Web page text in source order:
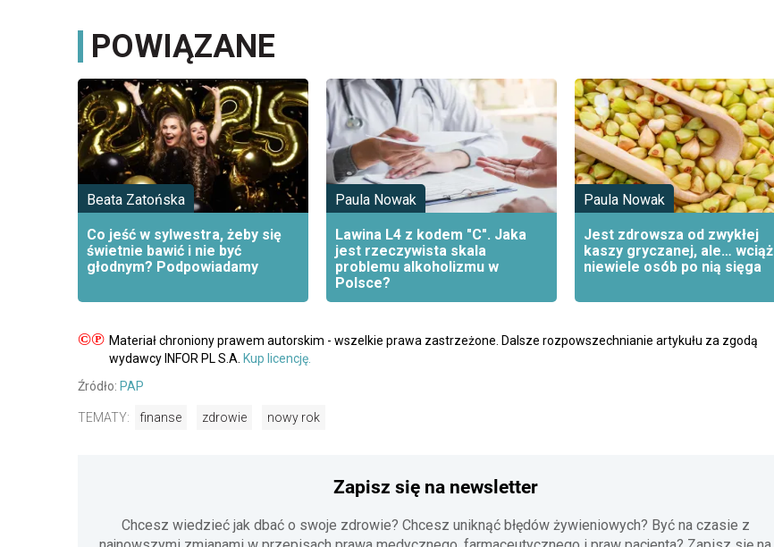
POWIĄZANE
Beata Zatońska
Co jeść w sylwestra, żeby się
świetnie bawić i nie być
głodnym? Podpowiadamy
Paula Nowak
Lawina L4 z kodem "C". Jaka
jest rzeczywista skala
problemu alkoholizmu w
Polsce?
Paula Nowak
Jest zdrowsza od zwykłej
kaszy gryczanej, ale… wciąż
niewiele osób po nią sięga
©℗ Materiał chroniony prawem autorskim - wszelkie prawa zastrzeżone. Dalsze rozpowszechnianie artykułu za zgodą
wydawcy INFOR PL S.A. Kup licencję.
Źródło: PAP
TEMATY: finanse zdrowie nowy rok
Zapisz się na newsletter
Chcesz wiedzieć jak dbać o swoje zdrowie? Chcesz uniknąć błędów żywieniowych? Być na czasie z